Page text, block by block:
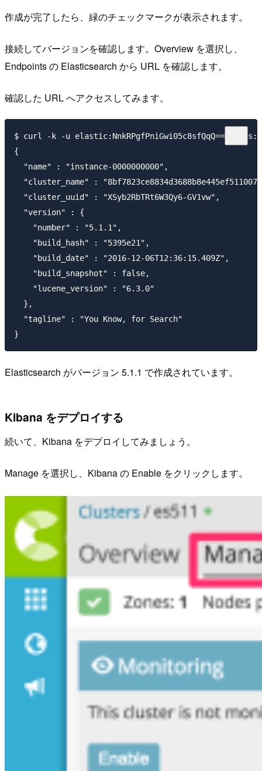
作成が完了したら、緑のチェックマークが表示されます。
接続してバージョンを確認します。Overview を選択し、
Endpoints の Elasticsearch から URL を確認します。
確認した URL へアクセスしてみます。
$ curl -k -u elastic:NnkRPgfPniGwi05c8sfQqQ== https://
{
  "name" : "instance-0000000000",
"cluster_name" :
  "cluster_uuid" : "XSyb2RbTRt6W3Qy6-GV1vw",
  "version" : {
    "number" : "5.1.1",
    "build_hash" : "5395e21",
    "build_date" : "2016-12-06T12:36:15.409Z",
    "build_snapshot" : false,
    "lucene_version" : "6.3.0"
  },
  "tagline" : "You Know, for Search"
Elasticsearch がバージョン 5.1.1 で作成されています。
Kibana をデプロイする
続いて、Kibana をデプロイしてみましょう。
Manage を選択し、Kibana の Enable をクリックします。